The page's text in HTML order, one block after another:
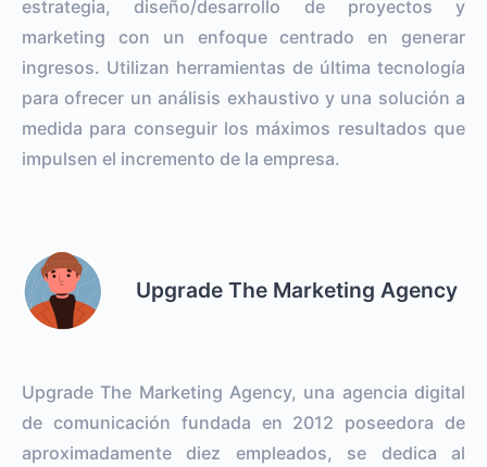
estrategia, diseño/desarrollo de proyectos y
marketing con un enfoque centrado en generar
ingresos. Utilizan herramientas de última tecnología
para ofrecer un análisis exhaustivo y una solución a
medida para conseguir los máximos resultados que
impulsen el incremento de la empresa.
Upgrade The Marketing Agency
Upgrade The Marketing Agency, una agencia digital
de comunicación fundada en 2012 poseedora de
aproximadamente diez empleados, se dedica al